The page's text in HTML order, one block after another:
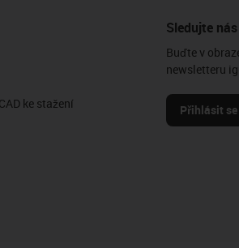
ke stažení
Sledujte nás
Buďte v
newsletteru
Přihlásit